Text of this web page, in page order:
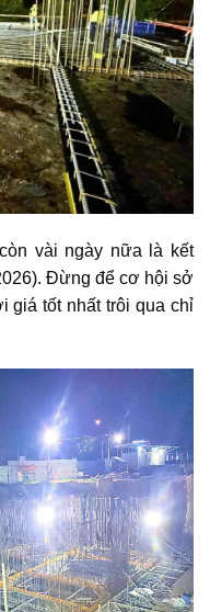
vài ngày nữa là kết
Đừng để cơ hội sở
giá tốt nhất trôi qua chỉ